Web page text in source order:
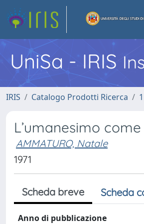
UniSa - IRIS
IRIS Catalogo Prodotti Ricerca
L’umanesimo
AMMATURO, Natale
1971
Scheda breve Scheda
Anno di pubblicazione